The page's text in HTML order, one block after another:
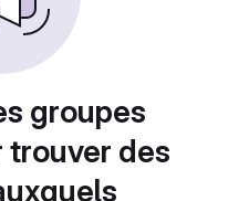
groupes
trouver des